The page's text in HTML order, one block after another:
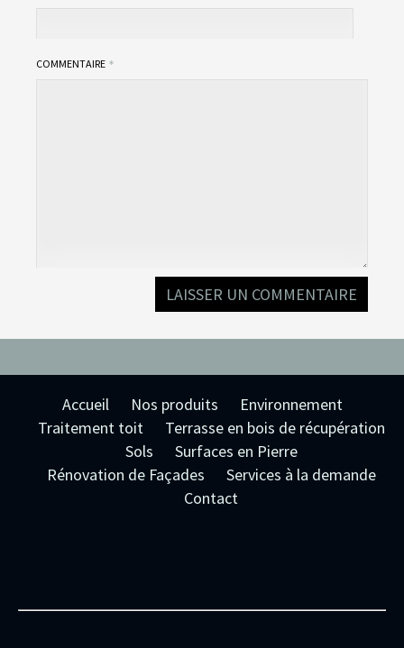
COMMENTAIRE
Accueil Nos produits
Environnement
Traitement toit
Terrasse en bois de récupération
Sols
Surfaces en Pierre
Rénovation de Façades
Services à la demande
Contact